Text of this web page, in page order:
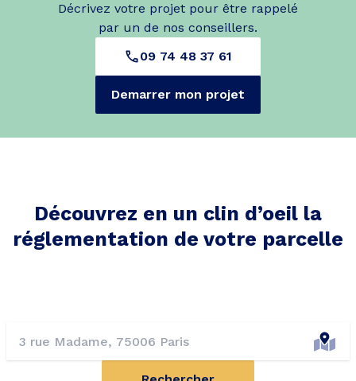
Décrivez votre projet pour être rappelé
par un de nos conseillers.
09 74 48 37 61
Demarrer mon projet
Découvrez en un clin d’oeil la
réglementation de votre parcelle